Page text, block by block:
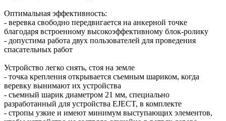
Оптимальная эффективность:
- веревка свободно передвигается на анкерной точке
благодаря встроенному высокоэффективному блок-ролику
- допустима работа двух пользователей для проведения
спасательных работ
Устройство легко снять, стоя на земле
- точка крепления открывается съемным шариком, когда
веревку вынимают их устройства
- съемный шарик диаметром 21 мм, специально
разработанный для устройства EJECT, в комплекте
- стропы узкие и имеют минимум выступающих элементов,